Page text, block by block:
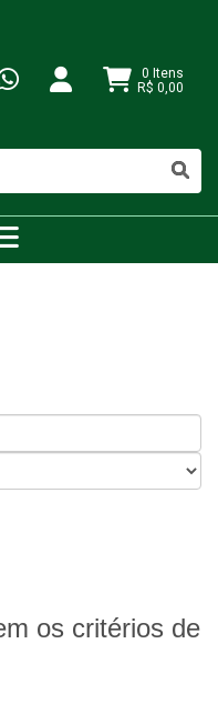
0 Itens
R$ 0,00
os critérios de